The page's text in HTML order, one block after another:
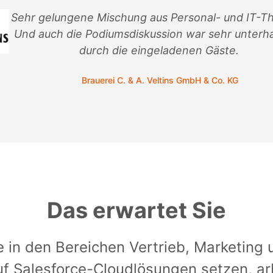
Sehr gelungene Mischung aus Personal- und IT-
Und auch die Podiumsdiskussion war sehr
durch die eingeladenen Gäste.
Brauerei C. & A. Veltins GmbH & Co. KG
Das erwartet Sie
in den Bereichen Vertrieb, Marketing
Salesforce-Cloudlösungen setzen,